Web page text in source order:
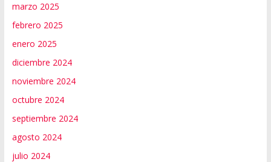
marzo 2025
febrero 2025
enero 2025
diciembre 2024
noviembre 2024
octubre 2024
septiembre 2024
agosto 2024
julio 2024